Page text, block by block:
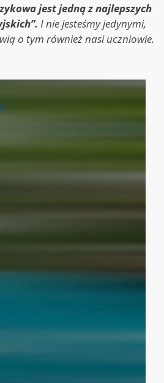
jest jedną z najlepszych
I nie jesteśmy jedynymi,
o tym również nasi uczniowie.